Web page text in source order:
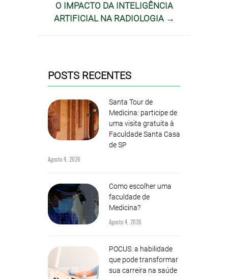
O IMPACTO DA INTELIGÊNCIA
ARTIFICIAL NA RADIOLOGIA →
POSTS RECENTES
Santa Tour de
Medicina: participe de
uma visita gratuita à
Faculdade Santa Casa
de SP
Agosto 4, 2026
Como escolher uma
faculdade de
Medicina?
Agosto 4, 2026
POCUS: a habilidade
que pode transformar
sua carreira na saúde